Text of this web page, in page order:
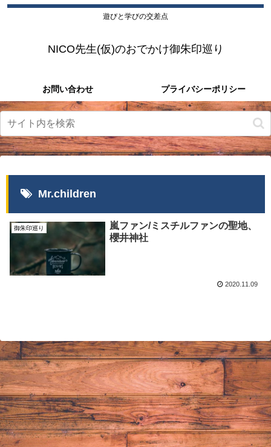
遊びと学びの交差点
NICO先生(仮)のおでかけ御朱印巡り
お問い合わせ プライバシーポリシー
Mr.children
御朱印巡り
嵐ファン/ミスチルファンの聖地、
櫻井神社
2020.11.09